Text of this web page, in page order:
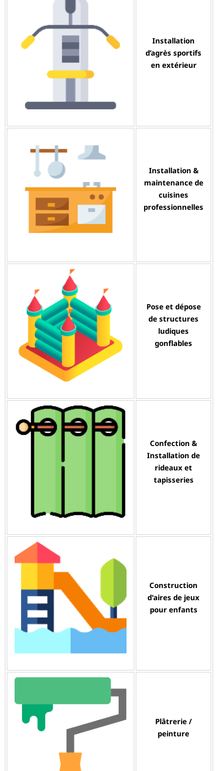
Installation
d’agrès sportifs
en extérieur
Installation &
maintenance de
cuisines
professionnelles
Pose et dépose
de structures
ludiques
gonflables
Confection &
Installation de
rideaux et
tapisseries
Construction
d'aires de jeux
pour enfants
Plâtrerie /
peinture